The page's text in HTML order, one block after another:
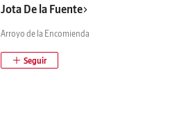
Jota De la Fuente
Arroyo de la Encomienda